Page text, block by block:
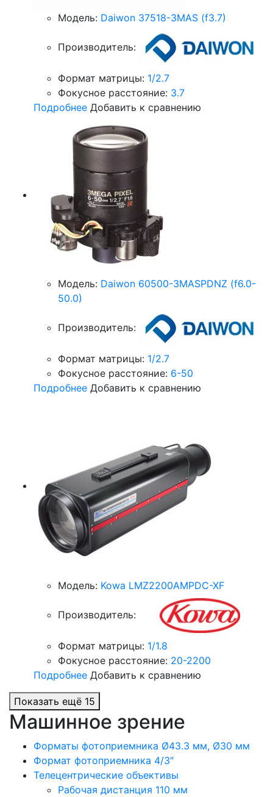
Модель: Daiwon 37518-3MAS (f3.7)
Производитель:
Формат матрицы: 1/2.7
Фокусное расстояние: 3.7
Подробнее Добавить к сравнению
Модель: Daiwon 60500-3MASPDNZ (f6.0-
50.0)
Производитель:
Формат матрицы: 1/2.7
Фокусное расстояние: 6-50
Подробнее Добавить к сравнению
Модель: Kowa LMZ2200AMPDC-XF
Производитель:
Формат матрицы: 1/1.8
Фокусное расстояние: 20-2200
Подробнее Добавить к сравнению
Показать ещё 15
Машинное зрение
Форматы фотоприемника Ø43.3 мм, Ø30 мм
Формат фотоприемника 4/3″
Телецентрические объективы
Рабочая дистанция 110 мм